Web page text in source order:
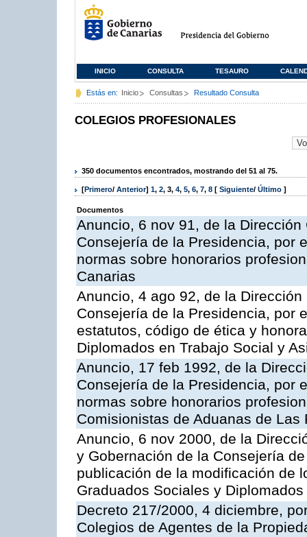
INICIO CONSULTA TESAURO
Estás en: Inicio Consultas Resultado Consulta
COLEGIOS PROFESIONALES
350 documentos encontrados, mostrando del 51 al 75.
[Primero/ Anterior] 1, 2, 3, 4, 5, 6, 7, 8 [ Siguiente/ Último ]
Documentos
Anuncio, 6 nov 91, de la
Consejería de la Presidencia, por
normas sobre honorarios
Canarias
Anuncio, 4 ago 92, de la
Consejería de la Presidencia, por
estatutos, código de ética y
Diplomados en Trabajo Social y
Anuncio, 17 feb 1992, de la
Consejería de la Presidencia, por
normas sobre honorarios
Comisionistas de Aduanas de Las
Anuncio, 6 nov 2000, de la
y Gobernación de la Consejería
publicación de la modificación de
Graduados Sociales y
Decreto 217/2000, 4 diciembre,
Colegios de Agentes de la